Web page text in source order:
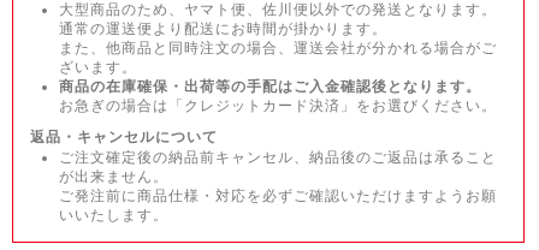
大型商品のため、ヤマト便、佐川便以外での発送となります。
通常の運送便より配送にお時間が掛かります。
また、他商品と同時注文の場合、運送会社が分かれる場合がご
ざいます。
商品の在庫確保・出荷等の手配はご入金確認後となります。
お急ぎの場合は「クレジットカード決済」をお選びください。
返品・キャンセルについて
ご注文確定後の納品前キャンセル、納品後のご返品は承ること
が出来ません。
ご発注前に商品仕様・対応を必ずご確認いただけますようお願
いいたします。